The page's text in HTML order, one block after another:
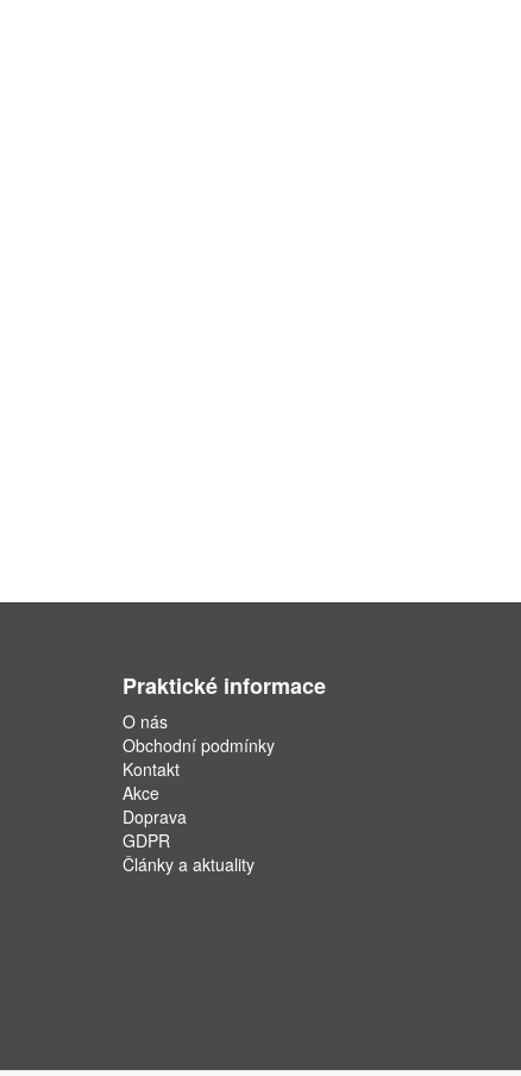
Praktické informace
O nás
Obchodní podmínky
Kontakt
Akce
Doprava
GDPR
Články a aktuality